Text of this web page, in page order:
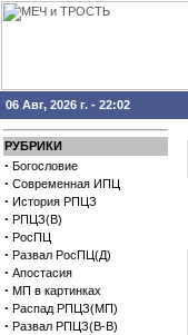
06 Авг, 2026 г. - 22:02
РУБРИКИ
· Богословие
· Современная ИПЦ
· История РПЦЗ
· РПЦЗ(В)
· РосПЦ
· Развал РосПЦ(Д)
· Апостасия
· МП в картинках
· Распад РПЦЗ(МП)
· Развал РПЦЗ(В-В)